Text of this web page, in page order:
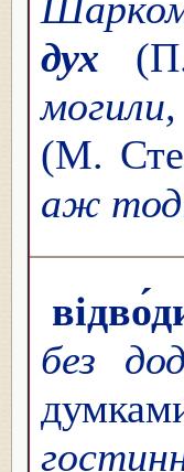
дух
могили,
(М.
аж
без